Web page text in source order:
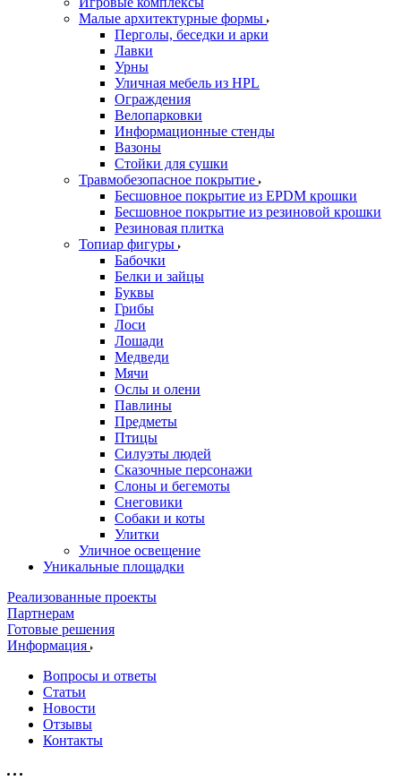
Малые архитектурные формы
Перголы, беседки и арки
Лавки
Урны
Уличная мебель из HPL
Ограждения
Велопарковки
Информационные стенды
Вазоны
Стойки для сушки
Травмобезопасное покрытие
Бесшовное покрытие из EPDM крошки
Бесшовное покрытие из резиновой крошки
Резиновая плитка
Топиар фигуры
Бабочки
Белки и зайцы
Буквы
Грибы
Лоси
Лошади
Медведи
Мячи
Ослы и олени
Павлины
Предметы
Птицы
Силуэты людей
Сказочные персонажи
Слоны и бегемоты
Снеговики
Собаки и коты
Улитки
Уличное освещение
Уникальные площадки
Реализованные проекты
Партнерам
Готовые решения
Информация
Вопросы и ответы
Статьи
Новости
Отзывы
Контакты